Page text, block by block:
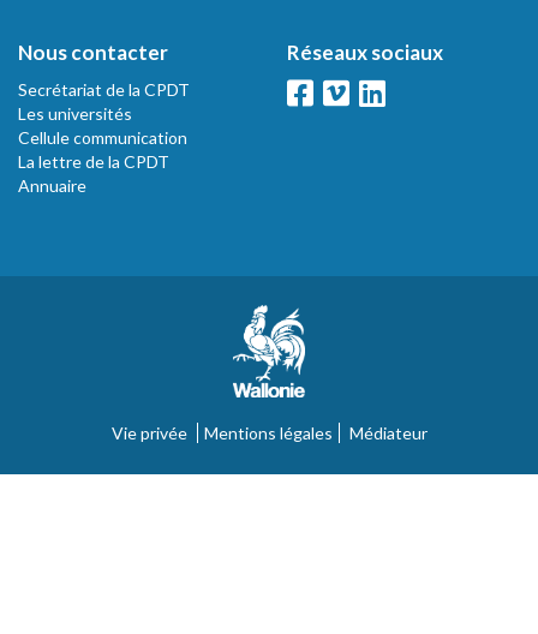
Nous contacter
Secrétariat de la CPDT
Les universités
Cellule communication
La lettre de la CPDT
Annuaire
Réseaux sociaux
Vie privée Mentions légales Médiateur